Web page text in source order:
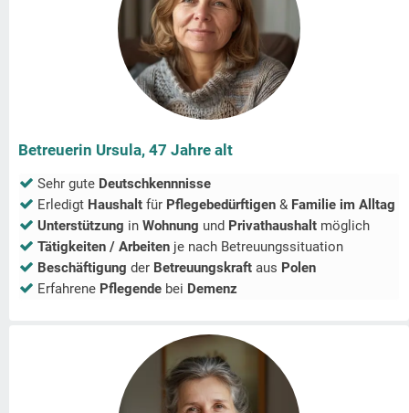
Betreuerin Ursula, 47 Jahre alt
Sehr gute Deutschkennnisse
Erledigt Haushalt für Pflegebedürftigen & Familie im Alltag
Unterstützung in Wohnung und Privathaushalt möglich
Tätigkeiten / Arbeiten je nach Betreuungssituation
Beschäftigung der Betreuungskraft aus Polen
Erfahrene Pflegende bei Demenz